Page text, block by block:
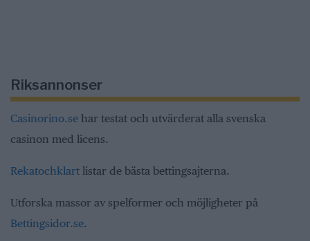
Riksannonser
Casinorino.se har testat och utvärderat alla svenska
casinon med licens.
Rekatochklart listar de bästa bettingsajterna.
Utforska massor av spelformer och möjligheter på
Bettingsidor.se.